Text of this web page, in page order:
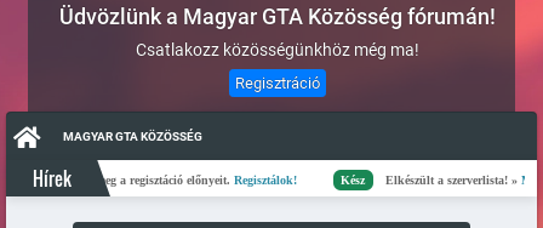
Üdvözlünk a Magyar GTA Közösség fórumán!
Csatlakozz közösségünkhöz még ma!
Regisztráció
MAGYAR GTA KÖZÖSSÉG
Hírek
Ismerd meg a regisztáció előnyeit.Regisztálok! Kész Elkészült a szerverlista! »